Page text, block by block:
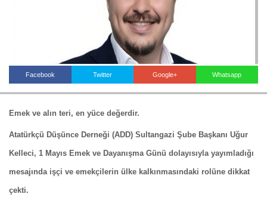
Facebook Twitter Google+ Whatsapp
Emek ve alın teri, en yüce değerdir.
Atatürkçü Düşünce Derneği (ADD) Sultangazi Şube Başkanı Uğur
Kelleci, 1 Mayıs Emek ve Dayanışma Günü dolayısıyla yayımladığı
mesajında işçi ve emekçilerin ülke kalkınmasındaki rolüne dikkat
çekti.
İLETİŞİM
Haberin Doğru Adresi.